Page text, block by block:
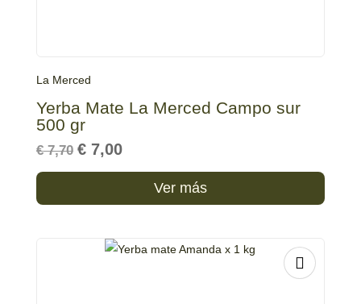
La Merced
Yerba Mate La Merced Campo sur
500 gr
€7,70 Original
price
was:
€7,00Current
is:
€ 7,00.Ver más